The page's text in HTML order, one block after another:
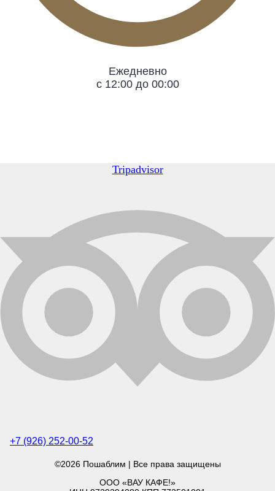
Ежедневно
с 12:00 до 00:00
Tripadvisor
+7 (926) 252-00-52
©2026 Пошаблим | Все права защищены
ООО «ВАУ КАФЕ!»